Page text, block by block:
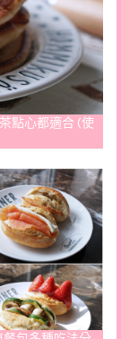
點心都適合 (使